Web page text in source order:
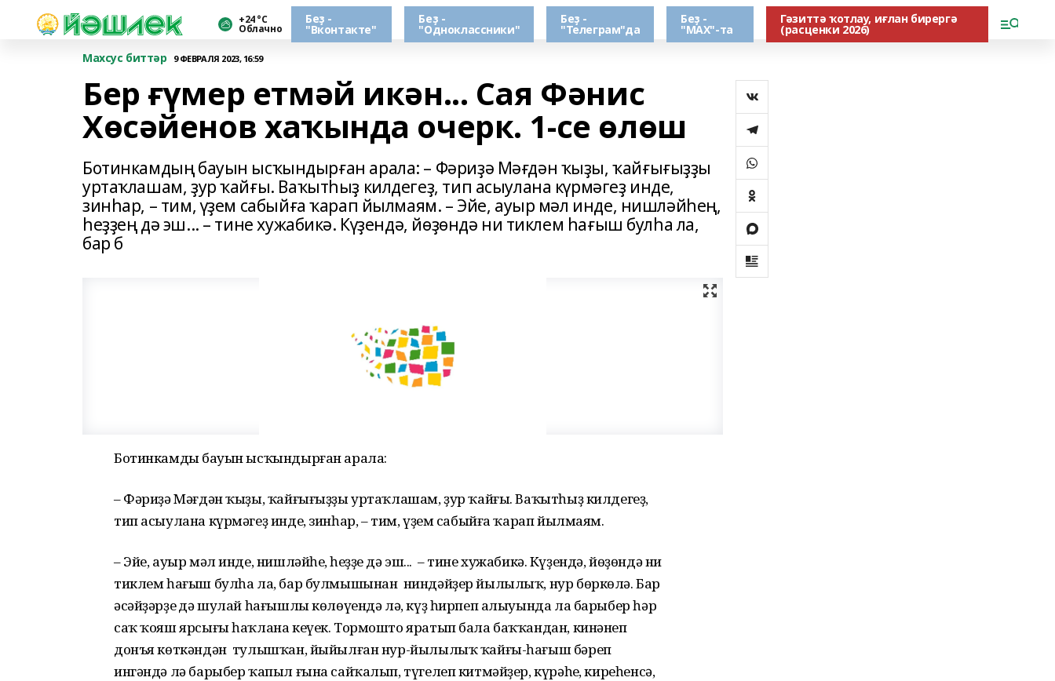
+24 °С
Облачно
Беҙ -
"Вконтакте"
Беҙ -
"Одноклассники"
Беҙ -
"Телеграм"да
Беҙ -
"МАХ"-та
Гәзиттә ҡотлау, иғлан бирергә
(расценки 2026)
Махсус биттәр
9 ФЕВРАЛЯ 2023, 16:59
Бер ғүмер етмәй икән... Сая Фәнис
Хөсәйенов хаҡында очерк. 1-се өлөш
Ботинкамдың бауын ысҡындырған арала: – Фәриҙә Мәғдән ҡыҙы, ҡайғығыҙҙы
уртаҡлашам, ҙур ҡайғы. Ваҡытһыҙ килдегеҙ, тип асыулана күрмәгеҙ инде,
зинһар, – тим, үҙем сабыйға ҡарап йылмаям. – Эйе, ауыр мәл инде, нишләйһең,
һеҙҙең дә эш... – тине хужабикә. Күҙендә, йөҙөндә ни тиклем һағыш булһа ла,
бар б
Ботинкамдың бауын ысҡындырған арала:
– Фәриҙә Мәғдән ҡыҙы, ҡайғығыҙҙы уртаҡлашам, ҙур ҡайғы. Ваҡытһыҙ килдегеҙ,
тип асыулана күрмәгеҙ инде, зинһар, – тим, үҙем сабыйға ҡарап йылмаям.
– Эйе, ауыр мәл инде, нишләйһең, һеҙҙең дә эш... – тине хужабикә. Күҙендә, йөҙөндә ни
тиклем һағыш булһа ла, бар булмышынан ниндәйҙер йылылыҡ, нур бөркөлә. Бар
әсәйҙәрҙең дә шулай һағышлы көлөүендә лә, күҙ һирпеп алыуында ла барыбер һәр
саҡ ҡояш ярсығы һаҡлана кеүек. Тормошто яратып бала баҡҡандан, кинәнеп
донъя көткәндән тулышҡан, йыйылған нур-йылылыҡ ҡайғы-һағыш бәреп
ингәндә лә барыбер ҡапыл ғына сайҡалып, түгелеп китмәйҙер, күрәһең, киреһенсә,